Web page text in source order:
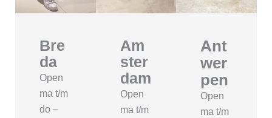
Bre
da
Open
ma t/m
do –
Am
ster
dam
Open
ma t/m
Ant
wer
pen
Open
ma t/m